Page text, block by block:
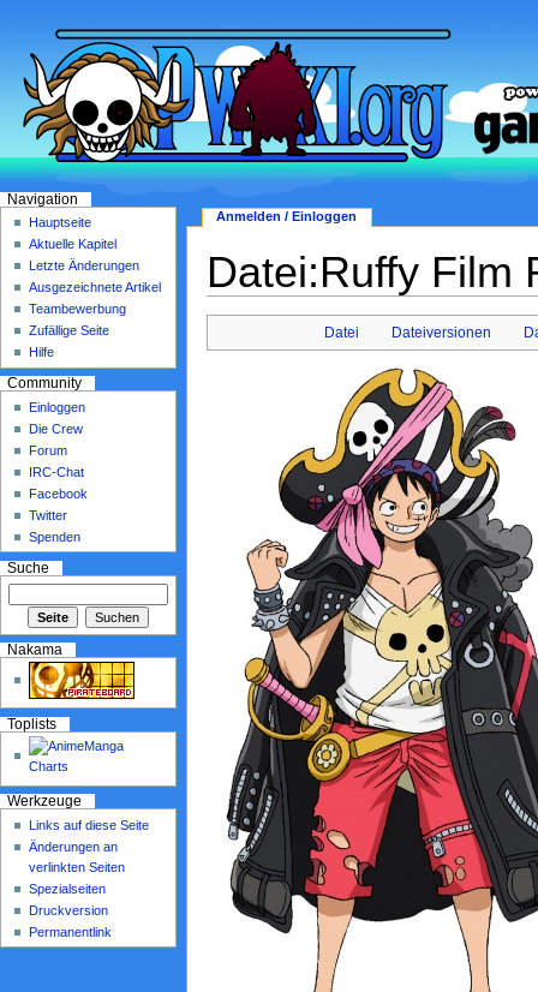
Datei:Ruffy Film
Datei Dateiversionen
Anmelden / Einloggen
Navigation
Hauptseite
Aktuelle Kapitel
Letzte Änderungen
Ausgezeichnete Artikel
Teambewerbung
Zufällige Seite
Hilfe
Community
Einloggen
Die Crew
Forum
IRC-Chat
Facebook
Twitter
Spenden
Suche
Nakama
Toplists
Werkzeuge
Links auf diese Seite
Änderungen an
verlinkten Seiten
Spezialseiten
Druckversion
Permanentlink